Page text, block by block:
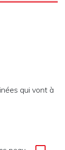
qui vont à